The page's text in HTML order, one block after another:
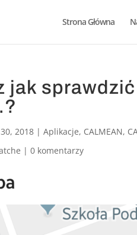
Strona Główna
jak
2018 |Aplikacje, CALMEAN,
|0 komentarzy